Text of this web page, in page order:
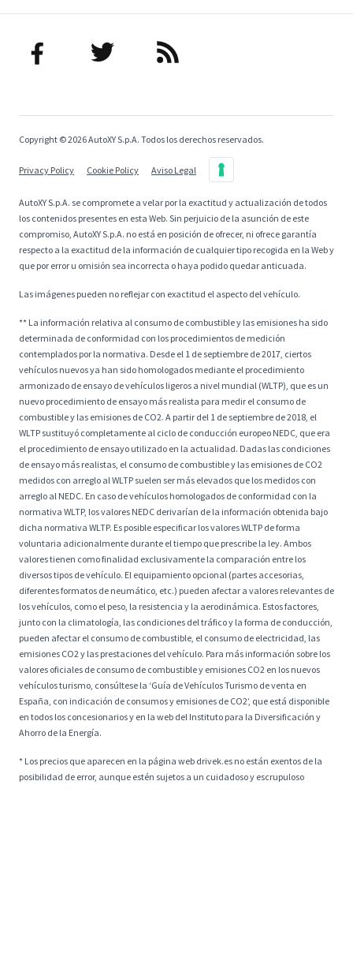
Copyright © 2026 AutoXY S.p.A. Todos los derechos reservados.
Privacy Policy Cookie Policy Aviso Legal
AutoXY S.p.A. se compromete a velar por la exactitud y actualización de todos
los contenidos presentes en esta Web. Sin perjuicio de la asunción de este
compromiso, AutoXY S.p.A. no está en posición de ofrecer, ni ofrece garantía
respecto a la exactitud de la información de cualquier tipo recogida en la Web y
que por error u omisión sea incorrecta o haya podido quedar anticuada.
Las imágenes pueden no reflejar con exactitud el aspecto del vehículo.
** La información relativa al consumo de combustible y las emisiones ha sido
determinada de conformidad con los procedimientos de medición
contemplados por la normativa. Desde el 1 de septiembre de 2017, ciertos
vehículos nuevos ya han sido homologados mediante el procedimiento
armonizado de ensayo de vehículos ligeros a nivel mundial (WLTP), que es un
nuevo procedimiento de ensayo más realista para medir el consumo de
combustible y las emisiones de CO2. A partir del 1 de septiembre de 2018, el
WLTP sustituyó completamente al ciclo de conducción europeo NEDC, que era
el procedimiento de ensayo utilizado en la actualidad. Dadas las condiciones
de ensayo más realistas, el consumo de combustible y las emisiones de CO2
medidos con arreglo al WLTP suelen ser más elevados que los medidos con
arreglo al NEDC. En caso de vehículos homologados de conformidad con la
normativa WLTP, los valores NEDC derivarían de la información obtenida bajo
dicha normativa WLTP. Es posible especificar los valores WLTP de forma
voluntaria adicionalmente durante el tiempo que prescribe la ley. Ambos
valores tienen como finalidad exclusivamente la comparación entre los
diversos tipos de vehículo. El equipamiento opcional (partes accesorias,
diferentes formatos de neumático, etc.) pueden afectar a valores relevantes de
los vehículos, como el peso, la resistencia y la aerodinámica. Estos factores,
junto con la climatología, las condiciones del tráfico y la forma de conducción,
pueden afectar el consumo de combustible, el consumo de electricidad, las
emisiones CO2 y las prestaciones del vehículo. Para más información sobre los
valores oficiales de consumo de combustible y emisiones CO2 en los nuevos
vehículos turismo, consúltese la ‘Guía de Vehículos Turismo de venta en
España, con indicación de consumos y emisiones de CO2’, que está disponible
en todos los concesionarios y en la web del Instituto para la Diversificación y
Ahorro de la Energía.
* Los precios que aparecen en la página web drivek.es no están exentos de la
posibilidad de error, aunque estén sujetos a un cuidadoso y escrupuloso